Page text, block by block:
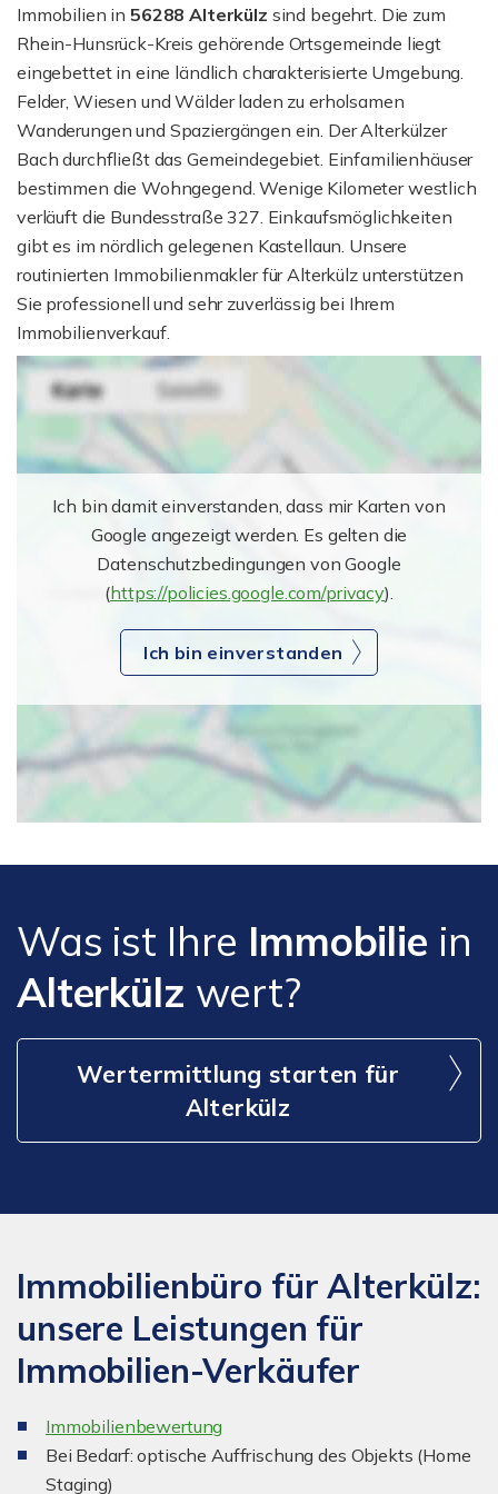
Immobilien in 56288Alterkülz sind begehrt. Die zum
Rhein-Hunsrück-Kreis gehörende Ortsgemeinde liegt
eingebettet in eine ländlich charakterisierte Umgebung.
Felder, Wiesen und Wälder laden zu erholsamen
Wanderungen und Spaziergängen ein. Der Alterkülzer
Bach durchfließt das Gemeindegebiet. Einfamilienhäuser
bestimmen die Wohngegend. Wenige Kilometer westlich
verläuft die Bundesstraße 327. Einkaufsmöglichkeiten
gibt es im nördlich gelegenen Kastellaun. Unsere
routinierten Immobilienmakler für Alterkülz unterstützen
Sie professionell und sehr zuverlässig bei Ihrem
Immobilienverkauf.
Ich bin damit einverstanden, dass mir Karten von
Google angezeigt werden. Es gelten die
Datenschutzbedingungen von Google
(https://policies.google.com/privacy).
Ich bin einverstanden
Was ist Ihre Immobilie in
Alterkülz wert?
Wertermittlung starten für
Alterkülz
Immobilienbüro für Alterkülz:
unsere Leistungen für
Immobilien-Verkäufer
Immobilienbewertung
Bei Bedarf: optische Auffrischung des Objekts (Home
Staging)